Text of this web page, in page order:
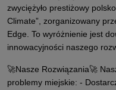
zwyciężyło prestiżowy
Climate”, zorganizowany
Edge. To wyróżnienie jest
innowacyjności naszego
🚀Nasze Rozwiązania🚀
problemy miejskie: -